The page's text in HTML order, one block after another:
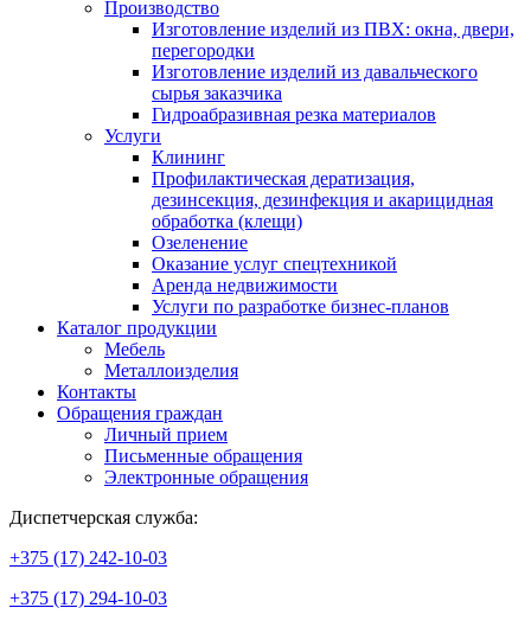
Производство
Изготовление изделий из ПВХ: окна, двери,
перегородки
Изготовление изделий из давальческого
сырья заказчика
Гидроабразивная резка материалов
Услуги
Клининг
Профилактическая дератизация,
дезинсекция, дезинфекция и акарицидная
обработка (клещи)
Озеленение
Оказание услуг спецтехникой
Аренда недвижимости
Услуги по разработке бизнес-планов
Каталог продукции
Мебель
Металлоизделия
Контакты
Обращения граждан
Личный прием
Письменные обращения
Электронные обращения
Диспетчерская служба:
+375 (17) 242-10-03
+375 (17) 294-10-03